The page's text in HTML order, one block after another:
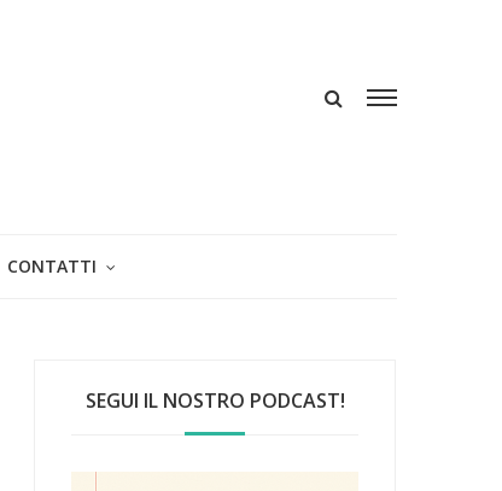
CONTATTI
SEGUI IL NOSTRO PODCAST!